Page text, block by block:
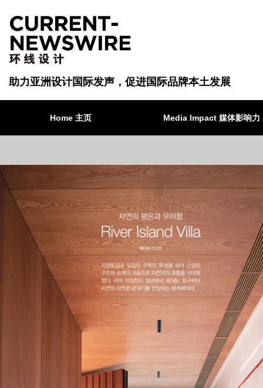
Home 主页 Media Impact 媒体影响力
助力亚洲设计国际发声，促进国际品牌本土发展